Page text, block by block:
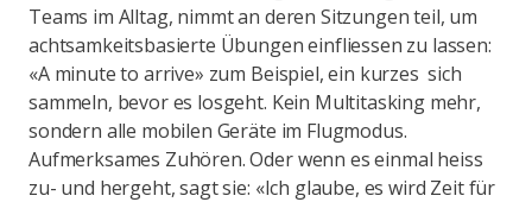
Teams im Alltag, nimmt an deren Sitzungen teil, um
achtsamkeitsbasierte Übungen einfliessen zu lassen:
«A minute to arrive» zum Beispiel, ein kurzes sich
sammeln, bevor es losgeht. Kein Multitasking mehr,
sondern alle mobilen Geräte im Flugmodus.
Aufmerksames Zuhören. Oder wenn es einmal heiss
zu- und hergeht, sagt sie: «Ich glaube, es wird Zeit für